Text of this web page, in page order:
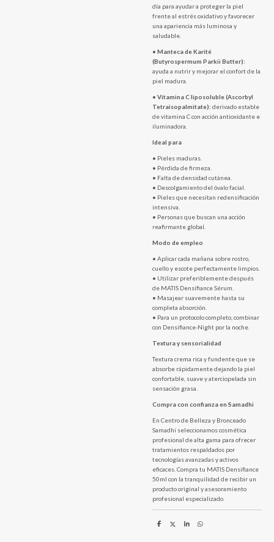
día para ayudar a proteger la piel
frente al estrés oxidativo y favorecer
una apariencia más luminosa y
saludable.
• Manteca de Karité
(Butyrospermum Parkii Butter):
ayuda a nutrir y mejorar el confort de la
piel madura.
• Vitamina C liposoluble (Ascorbyl
Tetraisopalmitate): derivado estable
de vitamina C con acción antioxidante e
iluminadora.
Ideal para
• Pieles maduras.
• Pérdida de firmeza.
• Falta de densidad cutánea.
• Descolgamiento del óvalo facial.
• Pieles que necesitan redensificación
intensiva.
• Personas que buscan una acción
reafirmante global.
Modo de empleo
• Aplicar cada mañana sobre rostro,
cuello y escote perfectamente limpios.
• Utilizar preferiblemente después
de MATIS Densifiance Sérum.
• Masajear suavemente hasta su
completa absorción.
• Para un protocolo completo, combinar
con Densifiance-Night por la noche.
Textura y sensorialidad
Textura crema rica y fundente que se
absorbe rápidamente dejando la piel
confortable, suave y aterciopelada sin
sensación grasa.
Compra con confianza en Samadhi
En Centro de Belleza y Bronceado
Samadhi seleccionamos cosmética
profesional de alta gama para ofrecer
tratamientos respaldados por
tecnologías avanzadas y activos
eficaces. Compra tu MATIS Densifiance
50ml con la tranquilidad de recibir un
producto original y asesoramiento
profesional especializado.
C
C
C
C